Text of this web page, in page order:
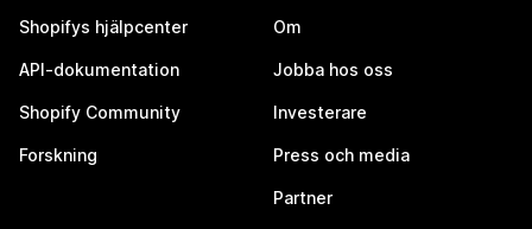
Shopifys hjälpcenter
API-dokumentation
Shopify Community
Forskning
Om
Jobba hos oss
Investerare
Press och media
Partner